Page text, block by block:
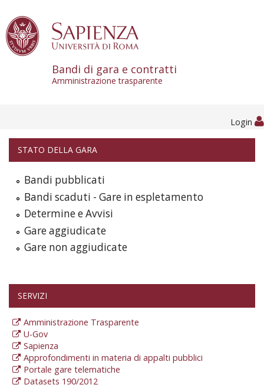
Bandi di gara e contratti
Amministrazione trasparente
Login
STATO DELLA GARA
Bandi pubblicati
Bandi scaduti - Gare in espletamento
Determine e Avvisi
Gare aggiudicate
Gare non aggiudicate
SERVIZI
Amministrazione Trasparente
U-Gov
Sapienza
Approfondimenti in materia di appalti pubblici
Portale gare telematiche
Datasets 190/2012